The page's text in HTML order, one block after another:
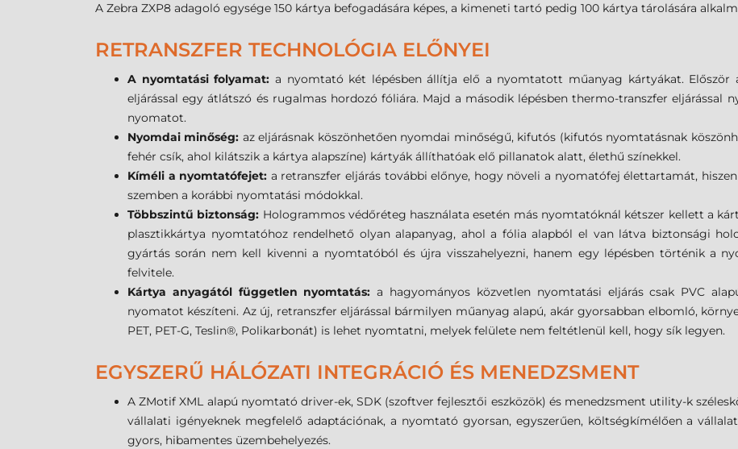
A Zebra ZXP8 adagoló egysége 150 kártya befogadására képes, a kimeneti tartó pedig 100 kártya tárolására
RETRANSZFER TECHNOLÓGIA ELŐNYEI
A nyomtatási folyamat: a nyomtató két lépésben állítja elő a nyomtatott műanyag kártyákat.
eljárással egy átlátszó és rugalmas hordozó fóliára. Majd a második lépésben thermo-transzfer eljárással
nyomatot.
Nyomdai minőség: az eljárásnak köszönhetően nyomdai minőségű, kifutós (kifutós nyomtatásnak
fehér csík, ahol kilátszik a kártya alapszíne) kártyák állíthatóak elő pillanatok alatt, élethű színekkel.
Kíméli a nyomtatófejet: a retranszfer eljárás további előnye, hogy növeli a nyomatófej élettartamát,
szemben a korábbi nyomtatási módokkal.
Többszintű biztonság: Hologrammos védőréteg használata esetén más nyomtatóknál kétszer kellett a
plasztikkártya nyomtatóhoz rendelhető olyan alapanyag, ahol a fólia alapból el van látva biztonsági
gyártás során nem kell kivenni a nyomtatóból és újra visszahelyezni, hanem egy lépésben történik a
felvitele.
Kártya anyagától független nyomtatás: a hagyományos közvetlen nyomtatási eljárás csak PVC
nyomatot készíteni. Az új, retranszfer eljárással bármilyen műanyag alapú, akár gyorsabban elbomló,
PET, PET-G, Teslin®, Polikarbonát) is lehet nyomtatni, melyek felülete nem feltétlenül kell, hogy sík legyen.
EGYSZERŰ HÁLÓZATI INTEGRÁCIÓ ÉS MENEDZSMENT
A ZMotif XML alapú nyomtató driver-ek, SDK (szoftver fejlesztői eszközök) és menedzsment utility-k
vállalati igényeknek megfelelő adaptációnak, a nyomtató gyorsan, egyszerűen, költségkímélően a
gyors, hibamentes üzembehelyezés.